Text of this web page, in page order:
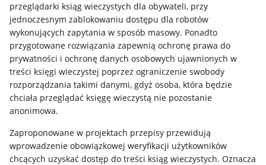
przeglądarki ksiąg wieczystych dla obywateli, przy
jednoczesnym zablokowaniu dostępu dla robotów
wykonujących zapytania w sposób masowy. Ponadto
przygotowane rozwiązania zapewnią ochronę prawa do
prywatności i ochronę danych osobowych ujawnionych w
treści księgi wieczystej poprzez ograniczenie swobody
rozporządzania takimi danymi, gdyż osoba, która będzie
chciała przeglądać księgę wieczystą nie pozostanie
anonimowa.
Zaproponowane w projektach przepisy przewidują
wprowadzenie obowiązkowej weryfikacji użytkowników
chcących uzyskać dostęp do treści ksiąg wieczystych. Oznacza